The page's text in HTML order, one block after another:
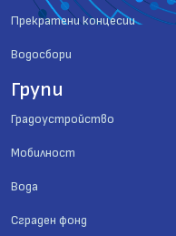
Прекратени концесии
Водосбори
Групи
Градоустройство
Мобилност
Вода
Сграден фонд